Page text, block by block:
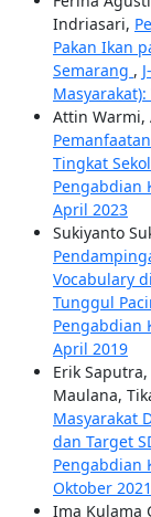
Indriasari,
Pakan Ikan
Semarang ,
Attin Warmi,
Tingkat
Pengabdian
April 2023
Sukiyanto
Vocabulary
Tunggul
Pengabdian
April 2019
Erik
Maulana,
Masyarakat
dan Target
Pengabdian
Oktober 2021
Ima Kulama